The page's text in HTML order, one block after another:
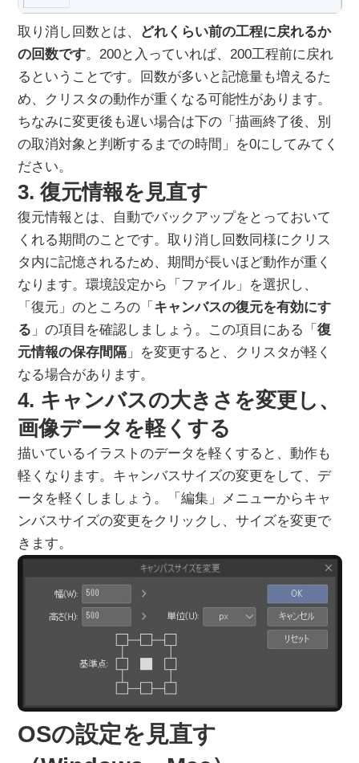
取り消し回数とは、
どれくらい前の工程に戻れるか
の回数です。200と入っていれば、200工程前に戻れ
るということです。回数が多いと記憶量も増えるた
め、クリスタの動作が重くなる可能性があります。
ちなみに変更後も遅い場合は下の「描画終了後、別
の取消対象と判断するまでの時間」を0にしてみてく
ださい。
3. 復元情報を見直す
復元情報とは、自動でバックアップをとっておいて
くれる期間のことです。取り消し回数同様にクリス
タ内に記憶されるため、期間が長いほど動作が重く
なります。環境設定から「ファイル」を選択し、
「復元」のところの「 キャンバスの復元を有効にす
る 」の項目を確認しましょう。この項目にある「 復
元情報の保存間隔」を変更すると、クリスタが軽く
なる場合があります。
4. キャンバスの大きさを変更し、
画像データを軽くする
描いているイラストのデータを軽くすると、動作も
軽くなります。キャンバスサイズの変更をして、デ
ータを軽くしましょう。「編集」メニューからキャ
ンバスサイズの変更をクリックし、サイズを変更で
きます。
OSの設定を見直す